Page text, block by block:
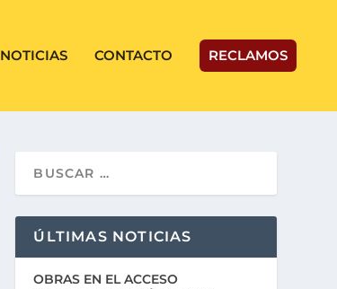
NOTICIAS CONTACTO RECLAMOS
ÚLTIMAS NOTICIAS
OBRAS EN EL ACCESO